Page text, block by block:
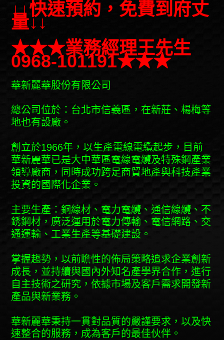
↓↓快速預約，免費到府丈
量↓↓
★★★業務經理王先生
0968-101191★★★
華新麗華股份有限公司
總公司位於：台北市信義區，在新莊、楊梅等
地也有設廠。
創立於1966年，以生產電線電纜起步，目前
華新麗華已是大中華區電線電纜及特殊鋼產業
領導廠商，同時成功跨足商貿地產與科技產業
投資的國際化企業。
主要生產：銅線材、電力電纜、通信線纜、不
銹鋼材，廣泛運用於電力傳輸、電信網路、交
通運輸、工業生產等基礎建設。
掌握趨勢，以前瞻性的佈局策略追求企業創新
成長，並持續與國內外知名產學界合作，進行
自主技術之研究，依據市場及客戶需求開發新
產品與新業務。
華新麗華秉持一貫對品質的嚴謹要求，以及快
速整合的服務，成為客戶的最佳伙伴。